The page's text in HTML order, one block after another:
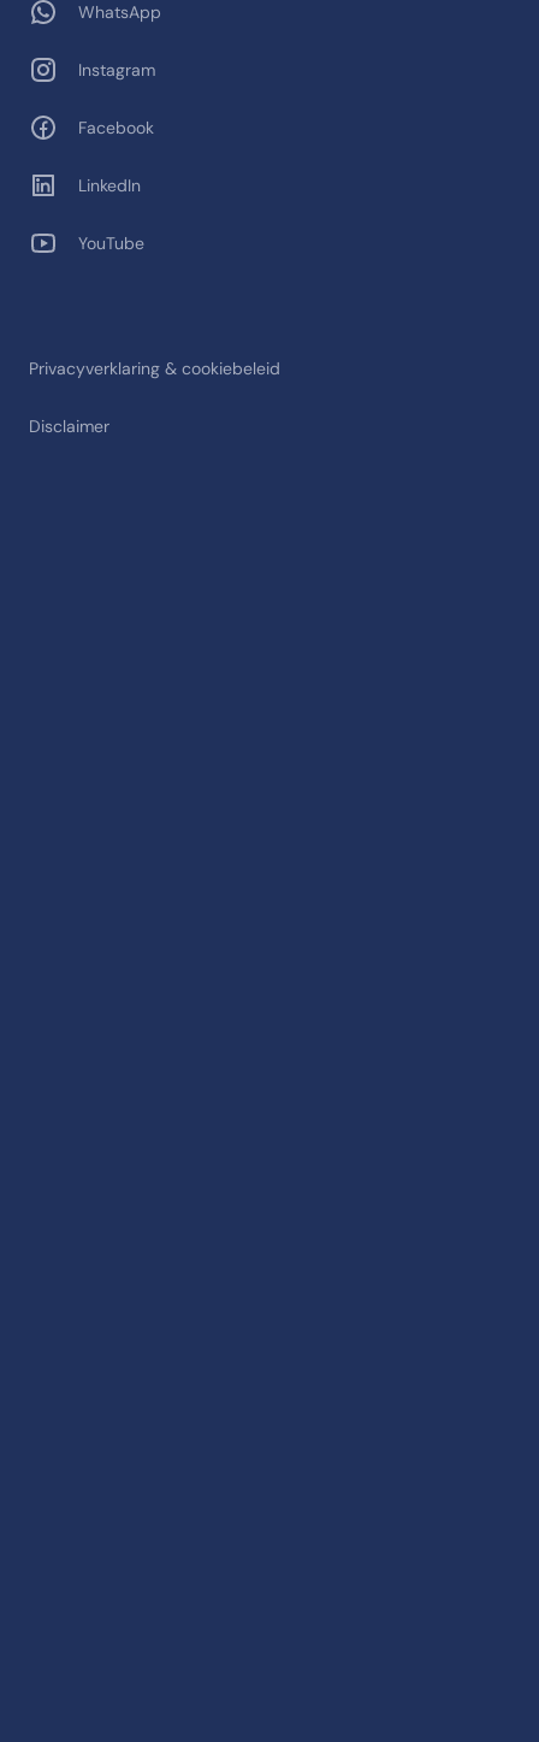
Privacyverklaring & cookiebeleid
Disclaimer
WhatsApp
Instagram
Facebook
LinkedIn
YouTube